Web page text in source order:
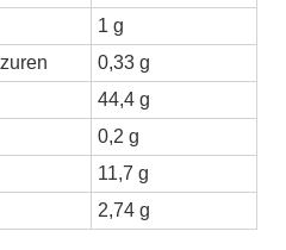
1 g
0,33 g
44,4 g
0,2 g
11,7 g
2,74 g